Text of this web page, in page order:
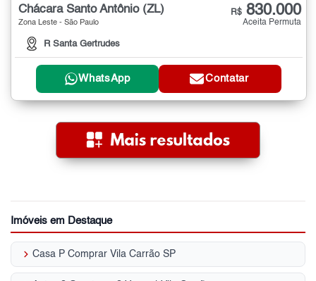
Chácara Santo Antônio (ZL)
Zona Leste - São Paulo
R Santa Gertrudes
R$ 830.000
Aceita Permuta
WhatsApp Contatar
Imóveis em Destaque
keyboard_arrow_right Casa P Comprar Vila Carrão SP